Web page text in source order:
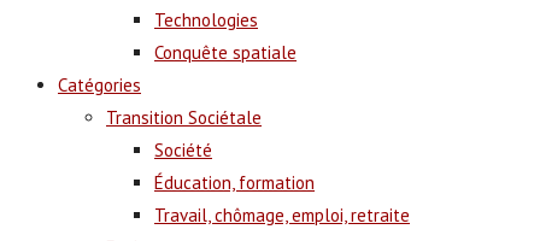
Technologies
Conquête spatiale
Catégories
Transition Sociétale
Société
Éducation, formation
Travail, chômage, emploi, retraite